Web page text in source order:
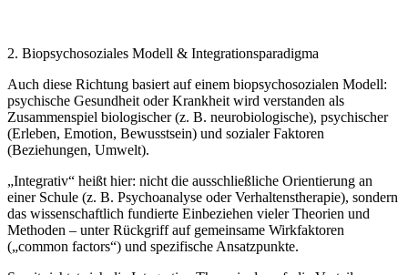
2. Biopsychosoziales Modell & Integrations­paradigma
Auch diese Richtung basiert auf einem biopsychosozialen Modell:
psychische Gesundheit oder Krankheit wird verstanden als
Zusammenspiel biologischer (z. B. neurobiologische), psychischer
(Erleben, Emotion, Bewusstsein) und sozialer Faktoren
(Beziehungen, Umwelt).
„Integrativ“ heißt hier: nicht die ausschließliche Orientierung an
einer Schule (z. B. Psychoanalyse oder Verhaltenstherapie), sondern
das wissenschaftlich fundierte Einbeziehen vieler Theorien und
Methoden – unter Rückgriff auf gemeinsame Wirkfaktoren
(„common factors“) und spezifische Ansatzpunkte.